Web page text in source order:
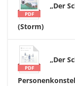
„Der
(Storm)
„Der